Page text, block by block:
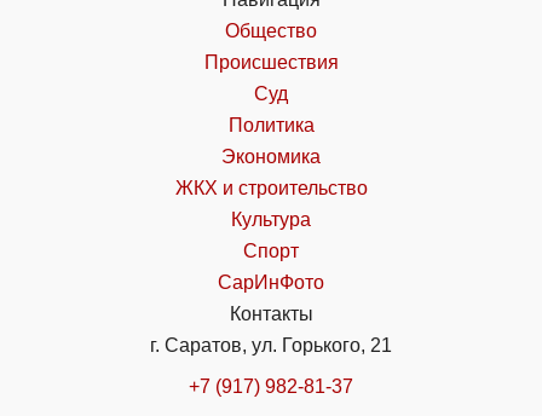
Общество
Происшествия
Суд
Политика
Экономика
ЖКХ и строительство
Культура
Спорт
СарИнФото
Контакты
г. Саратов, ул. Горького, 21
+7 (917) 982-81-37